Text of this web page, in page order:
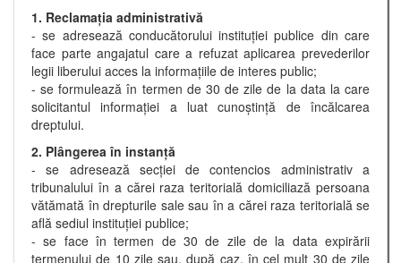
1. Reclamaţia administrativă
- se adresează conducătorului instituţiei publice din care
face parte angajatul care a refuzat aplicarea prevederilor
legii liberului acces la informaţiile de interes public;
- se formulează în termen de 30 de zile de la data la care
solicitantul informaţiei a luat cunoştinţă de încălcarea
dreptului.
2. Plângerea în instanţă
- se adresează secţiei de contencios administrativ a
tribunalului în a cărei raza teritorială domiciliază persoana
vătămată în drepturile sale sau în a cărei raza teritorială se
află sediul instituţiei publice;
- se face în termen de 30 de zile de la data expirării
termenului de 10 zile sau, după caz, în cel mult 30 de zile